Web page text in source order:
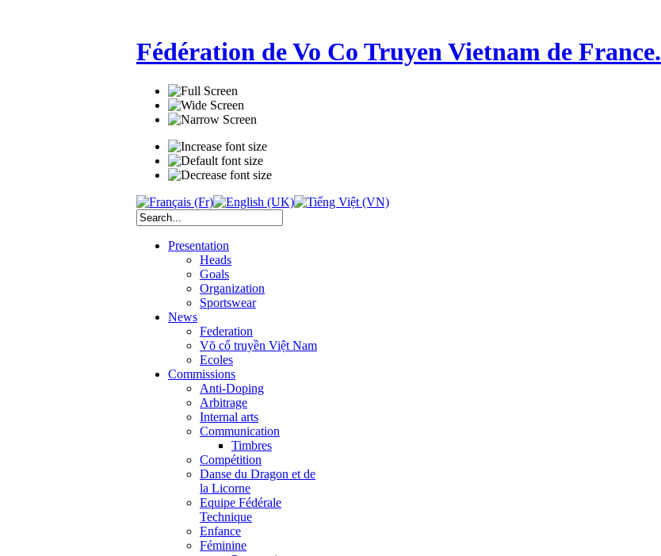
Fédération de Vo Co Truyen Vietnam de France.
Presentation
Heads
Goals
Organization
Sportswear
News
Federation
Võ cổ truyền Việt Nam
Ecoles
Commissions
Anti-Doping
Arbitrage
Internal arts
Communication
Timbres
Compétition
Danse du Dragon et de
la Licorne
Equipe Fédérale
Technique
Enfance
Féminine